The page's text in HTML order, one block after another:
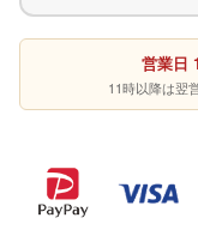
営業日
11時以降は翌